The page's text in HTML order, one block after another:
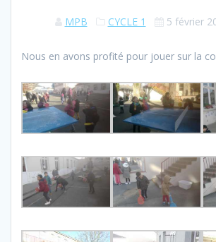
MPB CYCLE 1 5 février
Nous en avons profité pour jouer sur la